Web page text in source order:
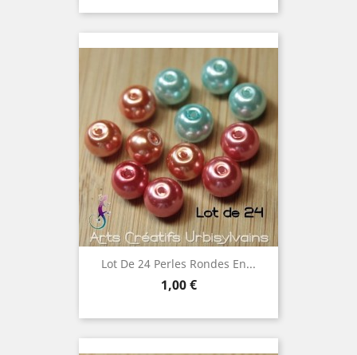
Lot De 24 Perles Rondes En...
Prix
1,00 €